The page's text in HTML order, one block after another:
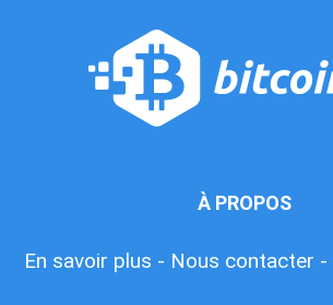
À PROPOS
En savoir plus - Nous contacter -